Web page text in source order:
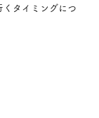
くタイミングにつ